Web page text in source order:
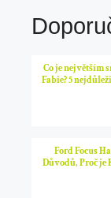
Co je největším
Fabie? 5
Ford Focus
Důvodů, Proč je